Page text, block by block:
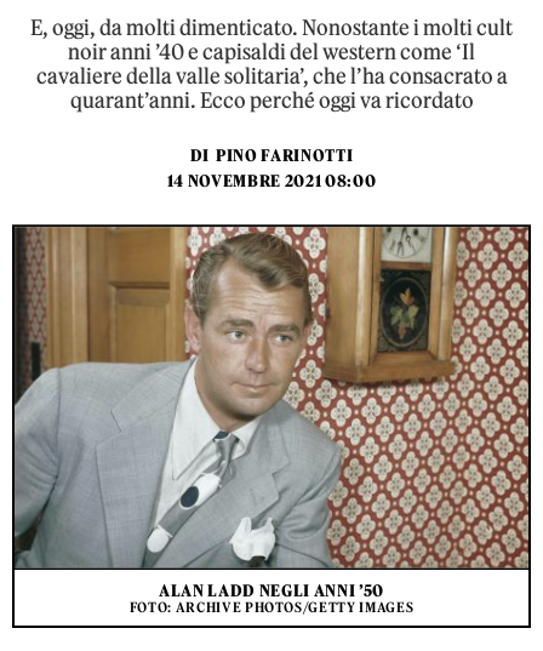
E, oggi, da molti dimenticato. Nonostante i molti cult
noir anni ’40 e capisaldi del western come ‘Il
cavaliere della valle solitaria’, che l’ha consacrato a
quarant’anni. Ecco perché oggi va ricordato
DI PINO FARINOTTI
14 NOVEMBRE 2021 08:00
ALAN LADD NEGLI ANNI ’50
FOTO: ARCHIVE PHOTOS/GETTY IMAGES